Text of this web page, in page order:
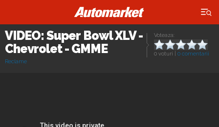
×
Voteaza:
0 voturi 0 comentarii
VIDEO: Super Bowl XLV -
Chevrolet - GMME
Reclame